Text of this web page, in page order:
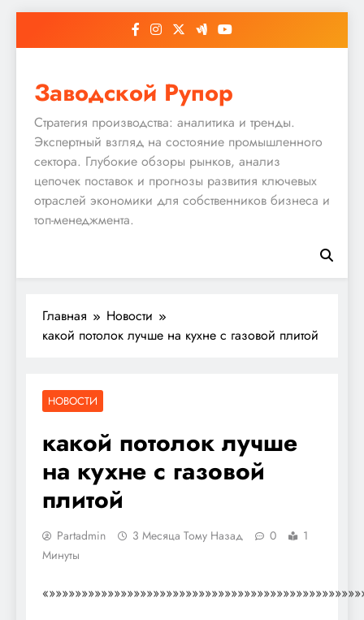
Заводской Рупор
Стратегия производства: аналитика и тренды.
Экспертный взгляд на состояние промышленного
сектора. Глубокие обзоры рынков, анализ
цепочек поставок и прогнозы развития ключевых
отраслей экономики для собственников бизнеса и
топ-менеджмента.
Главная
Новости
какой потолок лучше на кухне с газовой плитой
НОВОСТИ
какой потолок лучше
на кухне с газовой
плитой
Partadmin 3 Месяца Тому Назад 0
1
Минуты